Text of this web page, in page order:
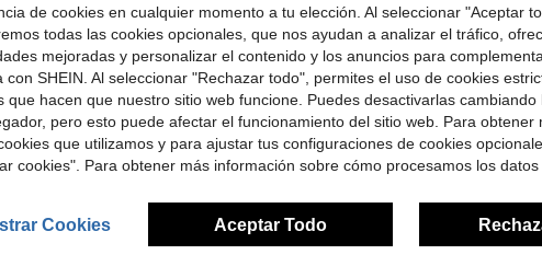
1 pieza Falda de mesa de poliéster, apta para mesas rectangulares, resistente a las arrugas y fácil de limpiar con volantes, ideal para mesas de pastel de cumpleaños, banquetes, bodas, despedidas de soltera y diversas celebraciones
4
-9% El faldón de escritorio con temática de regreso a la escuela presenta patrones como manzanas y lápices, lo que lo hace perfecto para la decoración del aula, así como para diversas ocasiones como celebraciones escolares, eventos de agradecimiento a los maestros y reuniones de maestros y estudiantes
Solo quedan 1
$9.00
-21% 1 pieza Mantel de satén blanco, resistente a arrugas y
#2 Más
#2 Más
#2 Más
#2 Más
$4.84
con cupón
de cookies en cualquier momento a tu elección. Al seleccionar "Aceptar
todas las cookies opcionales, que nos ayudan a analizar el tráfico,
mejoradas y personalizar el contenido y los anuncios para
con SHEIN. Al seleccionar "Rechazar todo", permites el uso de cookies
que hacen que nuestro sitio web funcione. Puedes desactivarlas cambiando
pero esto puede afectar el funcionamiento del sitio web. Para obtener
que utilizamos y para ajustar tus configuraciones de cookies
cookies". Para obtener más información sobre cómo procesamos los datos
Cookies Aceptar Todo